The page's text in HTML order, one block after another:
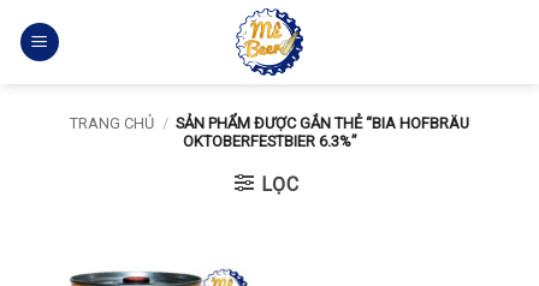
qua
TRANG CHỦ / SẢN PHẨM ĐƯỢC GẮN THẺ “BIA HOFBRÄU
OKTOBERFESTBIER 6.3%”
LỌC